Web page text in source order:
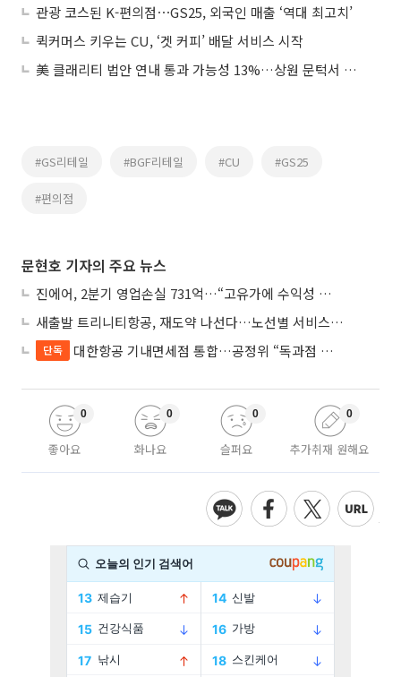
관광 코스된 K-편의점⋯GS25, 외국인 매출 ‘역대 최고치’
퀵커머스 키우는 CU, ‘겟 커피’ 배달 서비스 시작
美 클래리티 법안 연내 통과 가능성 13%…상원 문턱서 제동
#GS리테일 #BGF리테일 #CU #GS25
#편의점
문현호 기자의 주요 뉴스
진에어, 2분기 영업손실 731억…“고유가에 수익성 악화”
새출발 트리니티항공, 재도약 나선다…노선별 서비스 차별화
단독 대한항공 기내면세점 통합…공정위 “독과점 여부 따진다”
좋아요
0
화나요
0
슬퍼요
0
추가취재 원해요
0